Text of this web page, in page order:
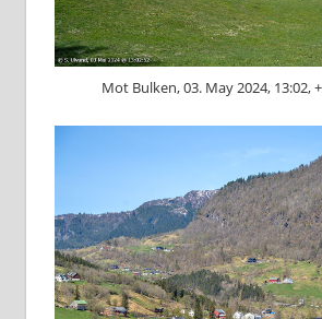
Mot Bulken, 03. May 2024, 13:02,